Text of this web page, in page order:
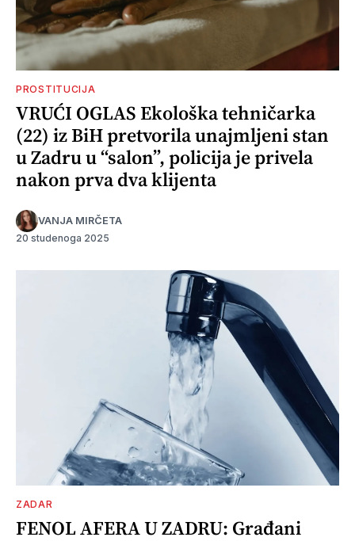
PROSTITUCIJA
VRUĆI OGLAS Ekološka tehničarka
(22) iz BiH pretvorila unajmljeni stan
u Zadru u “salon”, policija je privela
nakon prva dva klijenta
VANJA MIRČETA
20 studenoga 2025
ZADAR
FENOL AFERA U ZADRU: Građani